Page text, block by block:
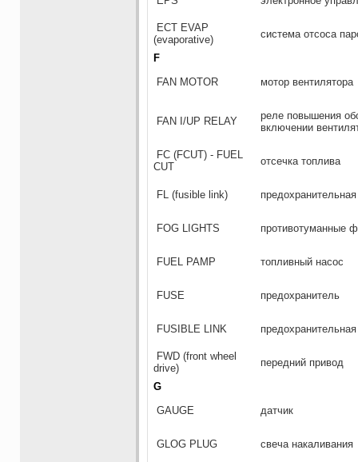
ЕСТ EVAP
(evaporative)
система отсоса
F
FAN MOTOR
мотор вентилятора
FAN I/UP RELAY
реле повышения
включении
FC (FCUT) - FUEL
CUT
отсечка топлива
FL (fusible link) предохранительная
FOG LIGHTS противотуманные
FUEL PAMP топливный насос
FUSE предохранитель
FUSIBLE LINK
FWD (front wheel
drive)
передний привод
G
GAUGE
датчик
GLOG PLUG
свеча накаливания